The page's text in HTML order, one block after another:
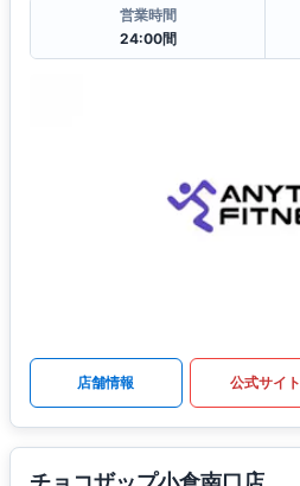
営業時間
24:00間
店舗情報 公式サイト